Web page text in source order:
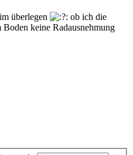
überlegen
ob ich die
Boden keine Radausnehmung